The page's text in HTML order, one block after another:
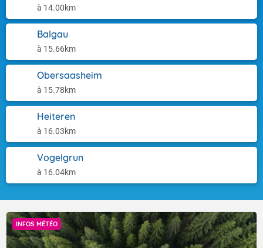
à 14.00km
Balgau
à 15.66km
Obersaasheim
à 15.78km
Heiteren
à 16.03km
Vogelgrun
à 16.04km
INFOS MÉTÉO